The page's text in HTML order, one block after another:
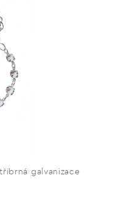
galvanizace